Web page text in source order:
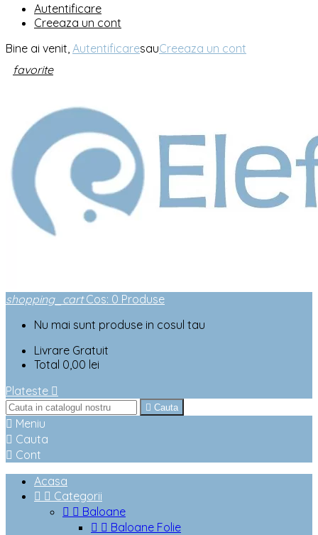
Autentificare
Creeaza un cont
Bine ai venit, AutentificaresauCreeaza un cont
favorite
shopping_cart Cos: 0 Produse
Nu mai sunt produse in cosul tau
Livrare Gratuit
Total 0,00 lei
Plateste 
 Cauta
 Meniu
 Cauta
 Cont
Acasa
  Categorii
  Baloane
  Baloane Folie